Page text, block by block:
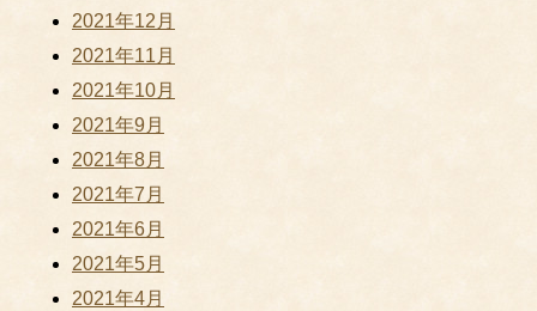
2021年12月
2021年11月
2021年10月
2021年9月
2021年8月
2021年7月
2021年6月
2021年5月
2021年4月